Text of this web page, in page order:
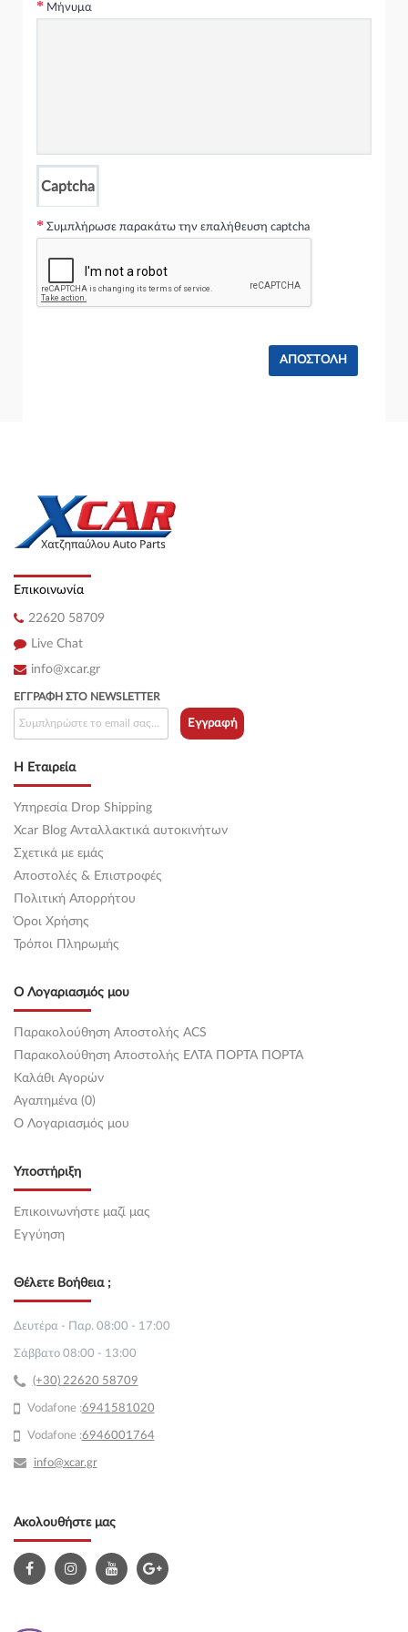
Μήνυμα
Captcha
Συμπλήρωσε παρακάτω την επαλήθευση captcha
Επικοινωνία
22620 58709
Live Chat
info@xcar.gr
Η Εταιρεία
Υπηρεσία Drop Shipping
Xcar Blog Ανταλλακτικά αυτοκινήτων
Σχετικά με εμάς
Αποστολές & Επιστροφές
Πολιτική Απορρήτου
Όροι Χρήσης
Τρόποι Πληρωμής
Ο Λογαριασμός μου
Παρακολούθηση Αποστολής ACS
Παρακολούθηση Αποστολής ΕΛΤΑ ΠΟΡΤΑ ΠΟΡΤΑ
Καλάθι Αγορών
Αγαπημένα (0)
O Λογαριασμός μου
Υποστήριξη
Επικοινωνήστε μαζί μας
Εγγύηση
ΕΓΓΡΑΦΉ ΣΤΟ NEWSLETTER
Εγγραφή
Θέλετε Βοήθεια ;
Δευτέρα - Παρ. 08:00 - 17:00
Σάββατο 08:00 - 13:00
(+30) 22620 58709
Vodafone :6941581020
Vodafone :6946001764
info@xcar.gr
Ακολουθήστε μας